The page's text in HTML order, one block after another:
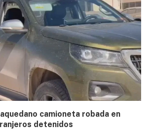
camioneta robada en
detenidos